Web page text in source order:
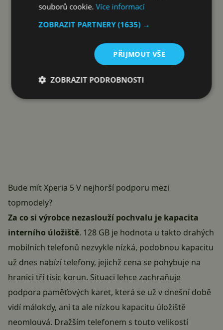
Bude mít Xperia 5 V nejhorší podporu mezi
topmodely?
Za co si výrobce nezaslouží pochvalu je kapacita
interního úložiště. 128 GB je hodnota u takto drahých
mobilních telefonů nezvykle nízká, podobnou kapacitu
už dnes nabízí telefony, jejichž cena se pohybuje na
hranici tří tisíc korun. Situaci lehce zachraňuje
podpora paměťových karet, která se už v dnešní době
vidí málokdy, ani ta ale nízkou kapacitu úložiště
neomlouvá. Dražším telefonem s touto velikostí
souborů cookie.Více informací
ZOBRAZIT PARTNERY(1635) →
PŘIJMOUT VŠE
ZOBRAZIT PODROBNOSTI